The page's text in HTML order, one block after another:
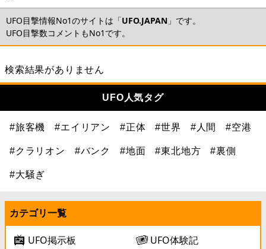
UFO目撃情報No1のサイトは「UFO.JAPAN 」です。
UFO目撃数コメントもNo1です。
検索結果がありません
UFO人気タグ
#旅客機 #エイリアン #正体 #世界 #人間 #空港
#クラリオン #バンク #地面 #東北地方 #裏側
#大騒ぎ
カテゴリ一覧
UFO掲示板
UFO体験記